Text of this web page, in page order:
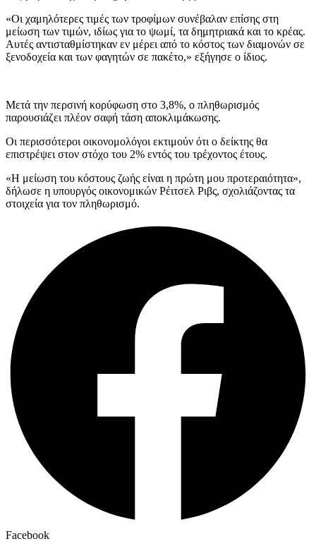
«Οι χαμηλότερες τιμές των τροφίμων συνέβαλαν επίσης στη
μείωση των τιμών, ιδίως για το ψωμί, τα δημητριακά και το κρέας.
Αυτές αντισταθμίστηκαν εν μέρει από το κόστος των διαμονών σε
ξενοδοχεία και των φαγητών σε πακέτο,» εξήγησε ο ίδιος.
Μετά την περσινή κορύφωση στο 3,8%, ο πληθωρισμός
παρουσιάζει πλέον σαφή τάση αποκλιμάκωσης.
Οι περισσότεροι οικονομολόγοι εκτιμούν ότι ο δείκτης θα
επιστρέψει στον στόχο του 2% εντός του τρέχοντος έτους.
«Η μείωση του κόστους ζωής είναι η πρώτη μου προτεραιότητα»,
δήλωσε η υπουργός οικονομικών Ρέιτσελ Ριβς, σχολιάζοντας τα
στοιχεία για τον πληθωρισμό.
Facebook